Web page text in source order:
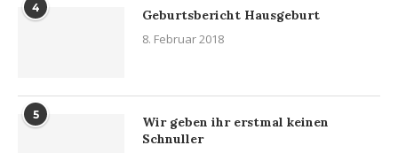
4
Geburtsbericht Hausgeburt
8. Februar 2018
5
Wir geben ihr erstmal keinen
Schnuller